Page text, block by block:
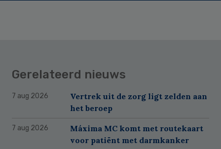
Gerelateerd nieuws
7 aug 2026
Vertrek uit de zorg ligt zelden aan
het beroep
7 aug 2026
Máxima MC komt met routekaart
voor patiënt met darmkanker